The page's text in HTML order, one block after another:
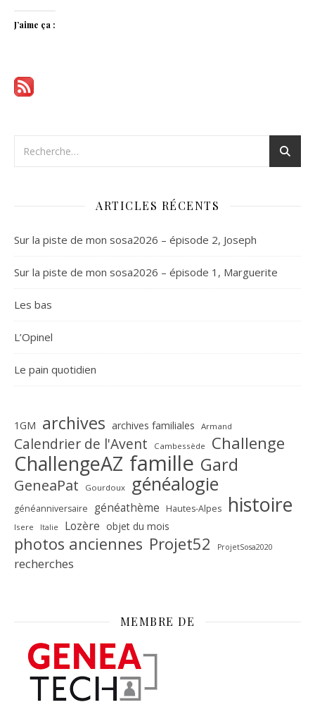
J’aime ça :
ARTICLES RÉCENTS
Sur la piste de mon sosa2026 – épisode 2, Joseph
Sur la piste de mon sosa2026 – épisode 1, Marguerite
Les bas
L’Opinel
Le pain quotidien
1GM archives archives familiales Armand
Calendrier de l'Avent Cambessède Challenge
ChallengeAZ famille Gard
GeneaPat Gourdoux généalogie
généanniversaire généathème Hautes-Alpes histoire
Isere Italie Lozère objet du mois
photos anciennes Projet52 ProjetSosa2020
recherches
MEMBRE DE